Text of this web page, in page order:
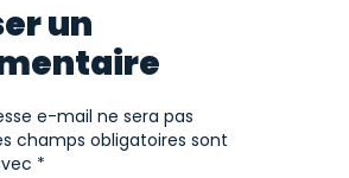
un
e-mail ne sera pas
champs obligatoires sont
*